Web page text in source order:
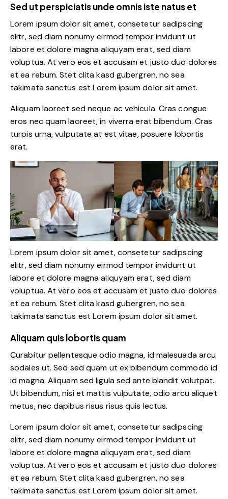
Sed ut perspiciatis unde omnis iste natus et
Lorem ipsum dolor sit amet, consetetur sadipscing
elitr, sed diam nonumy eirmod tempor invidunt ut
labore et dolore magna aliquyam erat, sed diam
voluptua. At vero eos et accusam et justo duo dolores
et ea rebum. Stet clita kasd gubergren, no sea
takimata sanctus est Lorem ipsum dolor sit amet.
Aliquam laoreet sed neque ac vehicula. Cras congue
eros nec quam laoreet, in viverra erat bibendum. Cras
turpis urna, vulputate at est vitae, posuere lobortis
erat.
Lorem ipsum dolor sit amet, consetetur sadipscing
elitr, sed diam nonumy eirmod tempor invidunt ut
labore et dolore magna aliquyam erat, sed diam
voluptua. At vero eos et accusam et justo duo dolores
et ea rebum. Stet clita kasd gubergren, no sea
takimata sanctus est Lorem ipsum dolor sit amet.
Aliquam quis lobortis quam
Curabitur pellentesque odio magna, id malesuada arcu
sodales ut. Sed sed quam ut ex bibendum commodo id
id magna. Aliquam sed ligula sed ante blandit volutpat.
Ut bibendum, nisi et mattis vulputate, odio arcu aliquet
metus, nec dapibus risus risus quis lectus.
Lorem ipsum dolor sit amet, consetetur sadipscing
elitr, sed diam nonumy eirmod tempor invidunt ut
labore et dolore magna aliquyam erat, sed diam
voluptua. At vero eos et accusam et justo duo dolores
et ea rebum. Stet clita kasd gubergren, no sea
takimata sanctus est Lorem ipsum dolor sit amet.